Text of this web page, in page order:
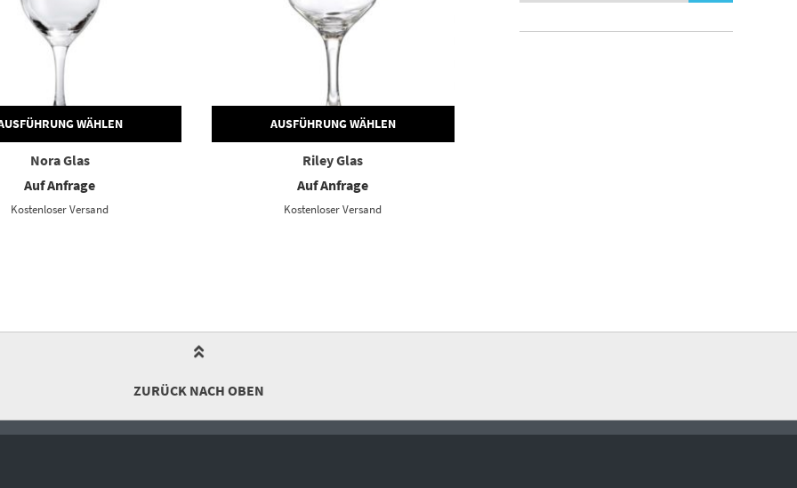
WÄHLEN
Nora Glas
Auf Anfrage
Kostenloser Versand
AUSFÜHRUNG WÄHLEN
Riley Glas
Auf Anfrage
Kostenloser Versand
ZURÜCK NACH OBEN